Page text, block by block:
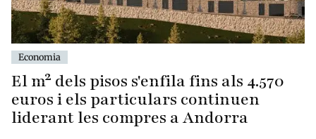
Economia
El m² dels pisos s'enfila fins als 4.570
euros i els particulars continuen
liderant les compres a Andorra